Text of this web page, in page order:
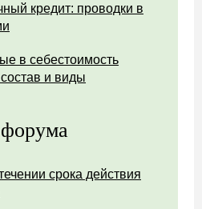
кредит: проводки в
в себестоимость
и виды
срока действия